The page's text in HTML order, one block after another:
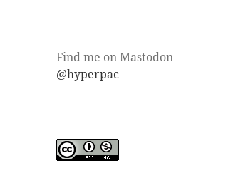
Find me on Mastodon
@hyperpac